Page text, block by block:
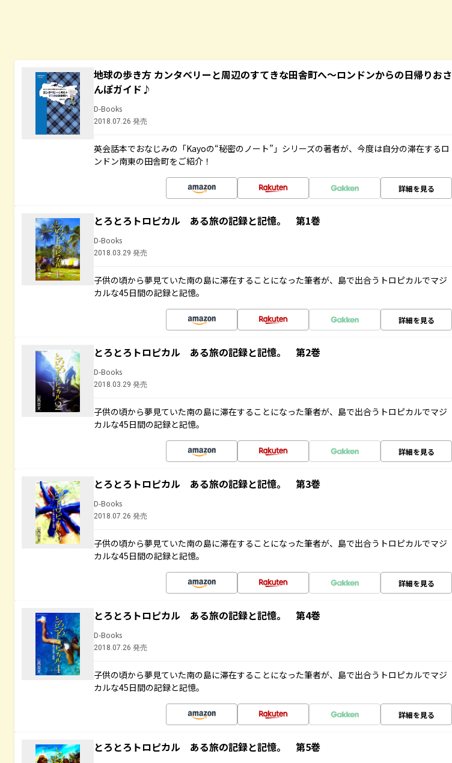
地球の歩き方 カンタベリーと周辺のすてきな田舎町へ～ロンドンからの日帰りおさ
んぽガイド♪
D-Books
2018.07.26 発売
英会話本でおなじみの「Kayoの“秘密のノート”」シリーズの著者が、今度は自分の滞在するロ
ンドン南東の田舎町をご紹介！
詳細を見る
とろとろトロピカル ある旅の記録と記憶。 第1巻
D-Books
2018.03.29 発売
子供の頃から夢見ていた南の島に滞在することになった筆者が、島で出合うトロピカルでマジ
カルな45日間の記録と記憶。
詳細を見る
とろとろトロピカル ある旅の記録と記憶。 第2巻
D-Books
2018.03.29 発売
子供の頃から夢見ていた南の島に滞在することになった筆者が、島で出合うトロピカルでマジ
カルな45日間の記録と記憶。
詳細を見る
とろとろトロピカル ある旅の記録と記憶。 第3巻
D-Books
2018.07.26 発売
子供の頃から夢見ていた南の島に滞在することになった筆者が、島で出合うトロピカルでマジ
カルな45日間の記録と記憶。
詳細を見る
とろとろトロピカル ある旅の記録と記憶。 第4巻
D-Books
2018.07.26 発売
子供の頃から夢見ていた南の島に滞在することになった筆者が、島で出合うトロピカルでマジ
カルな45日間の記録と記憶。
詳細を見る
とろとろトロピカル ある旅の記録と記憶。 第5巻